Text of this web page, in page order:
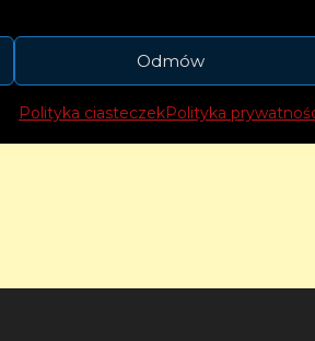
Odmów
Polityka ciasteczekPolityka